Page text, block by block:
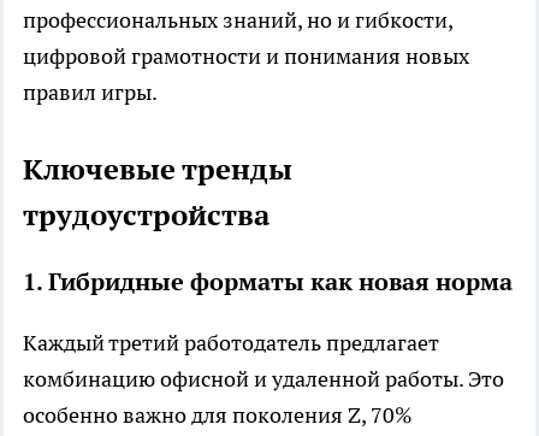
профессиональных знаний, но и гибкости,
цифровой грамотности и понимания новых
правил игры.
Ключевые тренды
трудоустройства
1. Гибридные форматы как новая норма
Каждый третий работодатель предлагает
комбинацию офисной и удаленной работы. Это
особенно важно для поколения Z, 70%